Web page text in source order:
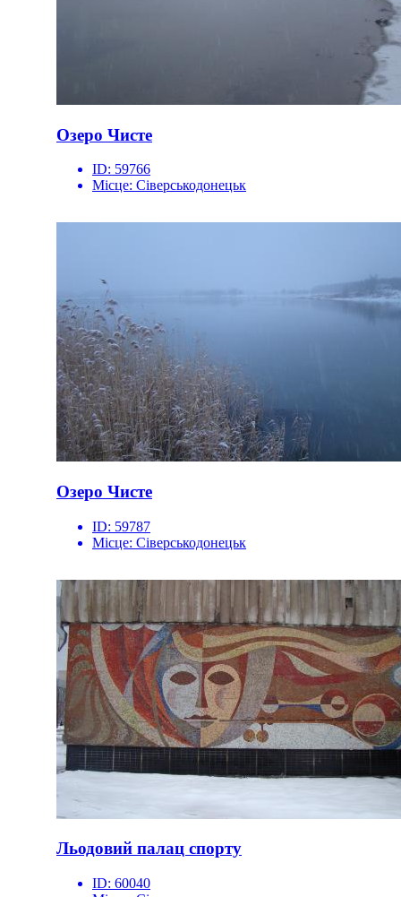
Озеро Чисте
ID: 59766
Місце: Сіверськодонецьк
Озеро Чисте
ID: 59787
Місце: Сіверськодонецьк
Льодовий палац спорту
ID: 60040